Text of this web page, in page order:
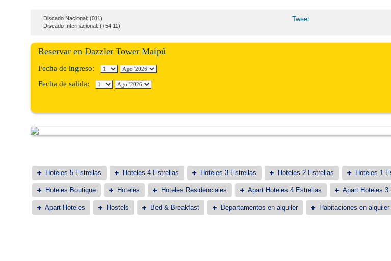
Discado Nacional: (011)
Discado Internacional: (+54 11)
Tweet
Reservar en Dazzler Tower Maipú
Fecha de ingreso:
Fecha de salida:
Hoteles 5 Estrellas Hoteles 4 Estrellas Hoteles 3 Estrellas Hoteles 2 Estrellas Hoteles 1
Hoteles Boutique Hoteles Hoteles Residenciales Apart Hoteles 4 Estrellas Apart Hoteles 3
Apart Hoteles Hostels Bed & Breakfast Departamentos en alquiler Habitaciones en alquiler